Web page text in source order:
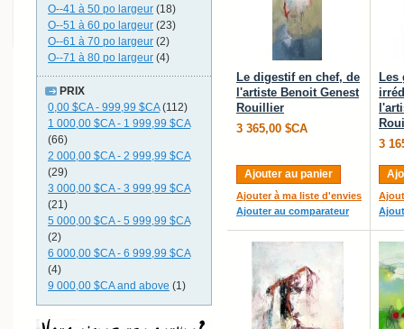
Le digestif en chef, de
l'artiste Benoit Genest
Rouillier
3 365,00 $CA
Ajouter au panier
Ajouter à ma liste d'envies
Ajouter au comparateur
Les
3
O--41 à 50 po largeur (18)
O--51 à 60 po largeur (23)
O--61 à 70 po largeur (2)
O--71 à 80 po largeur (4)
PRIX
0,00 $CA- 999,99 $CA(112)
1 000,00 $CA- 1 999,99 $CA
(66)
2 000,00 $CA- 2 999,99 $CA
(29)
3 000,00 $CA- 3 999,99 $CA
(21)
5 000,00 $CA- 5 999,99 $CA
(2)
6 000,00 $CA- 6 999,99 $CA
(4)
9 000,00 $CAand above (1)